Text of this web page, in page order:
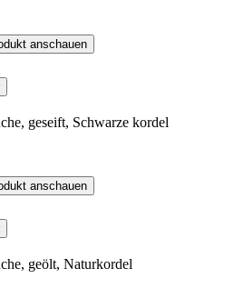
anschauen
geseift, Schwarze kordel
anschauen
geölt, Naturkordel